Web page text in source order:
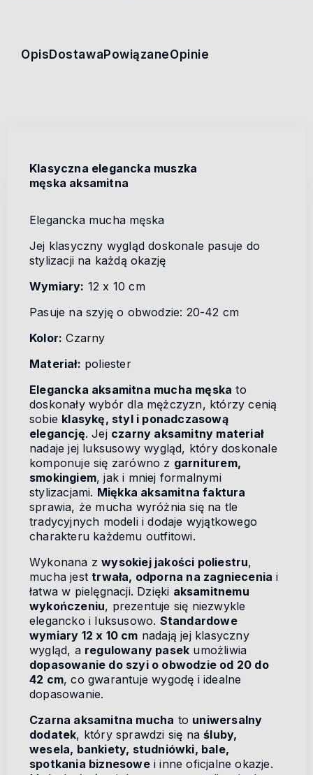
Opis Dostawa PowiązaneOpinie
Klasyczna elegancka muszka
męska aksamitna
Elegancka mucha męska
Jej klasyczny wygląd doskonale pasuje do
stylizacji na każdą okazję
Wymiary: 12 x 10 cm
Pasuje na szyję o obwodzie: 20-42 cm
Kolor: Czarny
Materiał: poliester
Elegancka aksamitna mucha męska to
doskonały wybór dla mężczyzn, którzy cenią
sobie klasykę, styl i ponadczasową
elegancję. Jej czarny aksamitny materiał
nadaje jej luksusowy wygląd, który doskonale
komponuje się zarówno z garniturem,
smokingiem, jak i mniej formalnymi
stylizacjami. Miękka aksamitna faktura
sprawia, że mucha wyróżnia się na tle
tradycyjnych modeli i dodaje wyjątkowego
charakteru każdemu outfitowi.
Wykonana zwysokiej jakości poliestru,
mucha jesttrwała, odporna na zagniecenia i
łatwa w pielęgnacji. Dzięki aksamitnemu
wykończeniu, prezentuje się niezwykle
elegancko i luksusowo. Standardowe
wymiary 12 x 10 cm nadają jej klasyczny
wygląd, a regulowany pasek umożliwia
dopasowanie do szyi o obwodzie od 20 do
42 cm, co gwarantuje wygodę i idealne
dopasowanie.
Czarna aksamitna mucha to uniwersalny
dodatek, który sprawdzi się naśluby,
wesela, bankiety, studniówki, bale,
spotkania biznesowei inne oficjalne okazje.